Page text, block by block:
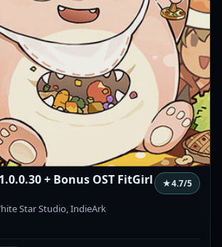
+ Bonus OST FitGirl ★4.7/5
Star Studio, IndieArk